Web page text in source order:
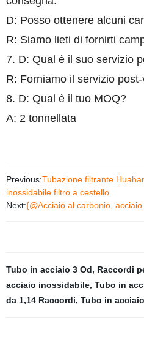
D: Posso ottenere alcuni
R: Siamo lieti di fornirti
7. D: Qual è il suo servizio
R: Forniamo il servizio
8. D: Qual è il tuo MOQ?
A: 2 tonnellata
Previous:Tubazione filtrante
inossidabile filtro a cestello
Next:{@Acciaio al carbonio,
Tubo in acciaio 3 Od, Raccordi
acciaio inossidabile, Tubo in
da 1,14 Raccordi, Tubo in